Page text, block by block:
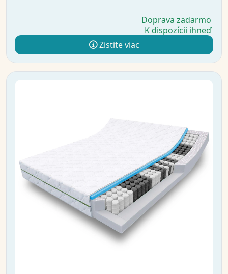
Doprava zadarmo
K dispozícii ihneď
Zistite viac